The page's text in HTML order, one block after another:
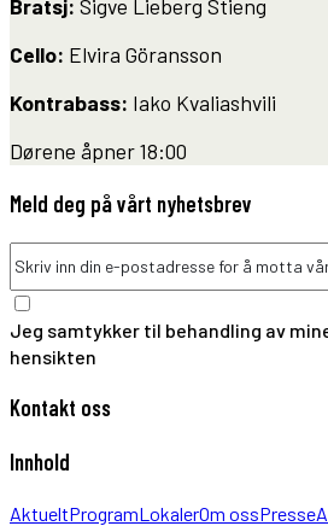
Bratsj: Sigve Lieberg Stieng
Cello: Elvira Göransson
Kontrabass: Iako Kvaliashvili
Dørene åpner 18:00
Meld deg på vårt nyhetsbrev
Jeg samtykker til behandling av
hensikten
Kontakt oss
Innhold
AktueltProgramLokalerOm ossPresse